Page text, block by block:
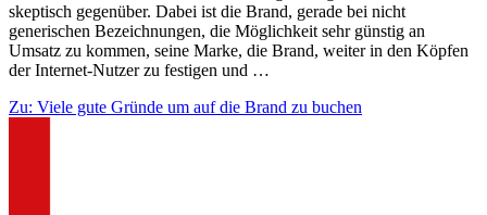
skeptisch gegenüber. Dabei ist die Brand, gerade bei nicht
generischen Bezeichnungen, die Möglichkeit sehr günstig an
Umsatz zu kommen, seine Marke, die Brand, weiter in den Köpfen
der Internet-Nutzer zu festigen und …
Zu: Viele gute Gründe um auf die Brand zu buchen